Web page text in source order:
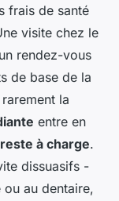
frais de santé
visite chez le
rendez-vous
de base de la
la
entre en
reste à charge.
dissuasifs -
ou au dentaire,